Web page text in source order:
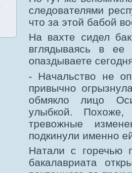
следователями
что за этой бабой
На вахте сидел
вглядываясь в ее
опаздываете
- Начальство не
привычно
обмякло лицо
улыбкой.
тревожные
подкинули именно
Натали с горечью
бакалавриата